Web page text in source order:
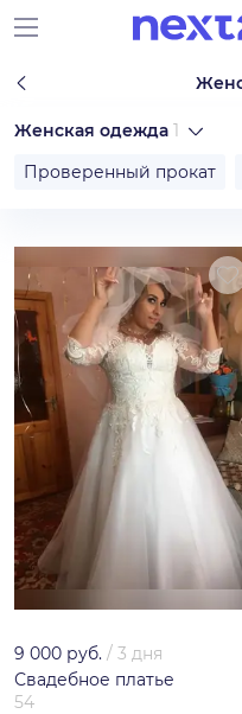
Женская одежда 1
Проверенный прокат
9 000 руб. / 3 дня
Свадебное платье
54